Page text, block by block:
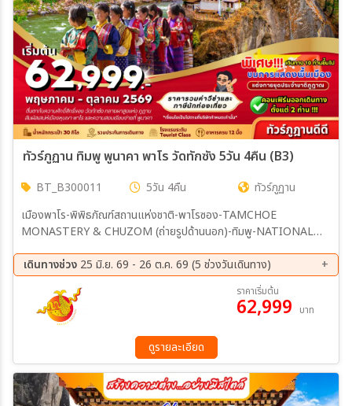
ทัวร์ภูฏาน ทิมพู พูนาคา พาโร วัดทักซัง 5วัน 4คืน (B3)
BT_B300011 5วัน 4คืน
ทัวร์ภูฏาน
เมืองพาโร-พิพิธภัณฑ์สถานแห่งชาติ-พาโรซอง-TAMCHOE
MONASTERY & CHUZOM (ถ่ายรูปด้านนอก)-ทิมพู-NATIONAL
ไปรษณีย์-สวนสัตว์แห่งชาติ-พูนาคา-ผ่านชมป้อมซิมโตคาซอง-โดชูลาพาส-
พูนาคาซอง-สะพานแขวนพูนาคา พูนาคา-วัดชิมิลาคัง-หมู่บ้านโลเบซา-ทิม
พู-พระศรีสัจจธรรม-จุดชมวิวซังเกกัง-พาโร พาโร-พิชิตวัดถ้ำพยัคเหินทัก
ชัง-วัดคิงชู ลาคัง-ช้อปปิ้งพาโรสตรีท พาโร
เดินทางช่วง 25 มิ.ย. 69 - 26 ต.ค. 69 (5 ช่วงวันเดินทาง)
08 ส.ค. 69 - 12 ส.ค. 69
12 ส.ค. 69 - 16 ส.ค. 69
19 ก.ย. 69 - 23 ก.ย. 69
09 ต.ค. 69 - 13 ต.ค. 69
22 ต.ค. 69 - 26 ต.ค. 69
ราคาเริ่มต้น
62,999 บาท
ดูรายละเอียด